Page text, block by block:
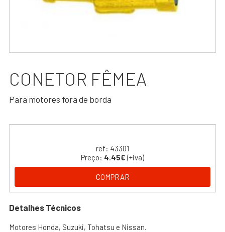
CONETOR FÊMEA
Para motores fora de borda
ref: 43301
Preço: 4.45€ (+iva)
COMPRAR
Detalhes Técnicos
Motores Honda, Suzuki, Tohatsu e Nissan.